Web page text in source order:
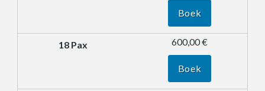
Boek
600,00 €
Boek